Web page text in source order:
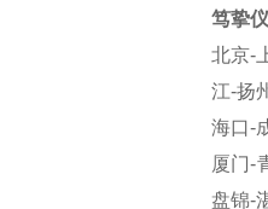
笃挚
北京-
江-扬
海口-
厦门-
盘锦-